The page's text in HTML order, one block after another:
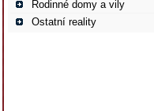
Rodinné domy a vily
Ostatní reality